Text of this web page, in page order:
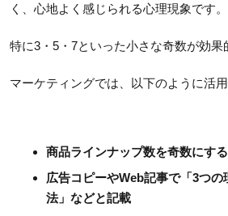
く、心地よく感じられる心理現象です。
特に3・5・7といった小さな奇数が効果
マーケティングでは、以下のように活用
商品ラインナップ数を奇数にする
広告コピーやWeb記事で「3つの
法」などと記載